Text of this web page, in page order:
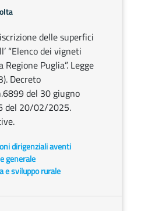
delle superfici
“Elenco dei vigneti
Puglia”. Legge
Decreto
del 30 giugno
del 20/02/2025.
dirigenziali aventi
generale
e sviluppo rurale